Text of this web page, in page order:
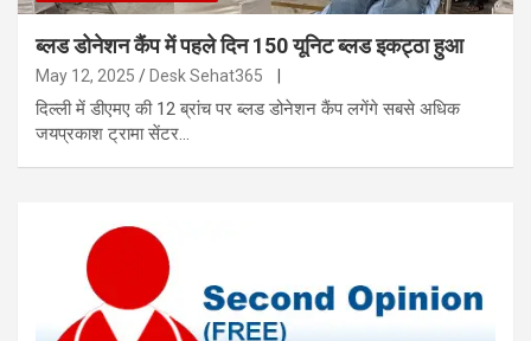
ब्लड डोनेशन कैंप में पहले दिन 150 यूनिट ब्लड इकट्ठा हुआ
May 12, 2025 Desk Sehat365
दिल्ली में डीएमए की 12 ब्रांच पर ब्लड डोनेशन कैंप लगेंगे सबसे अधिक
जयप्रकाश ट्रामा सेंटर…